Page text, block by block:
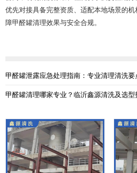
优先对接具备完整资质、适配本地场景的
障甲醛罐清理效果与安全合规。
甲醛罐泄露应急处理指南：专业清理清洗要
甲醛罐清理哪家专业？临沂鑫源清洗及选型